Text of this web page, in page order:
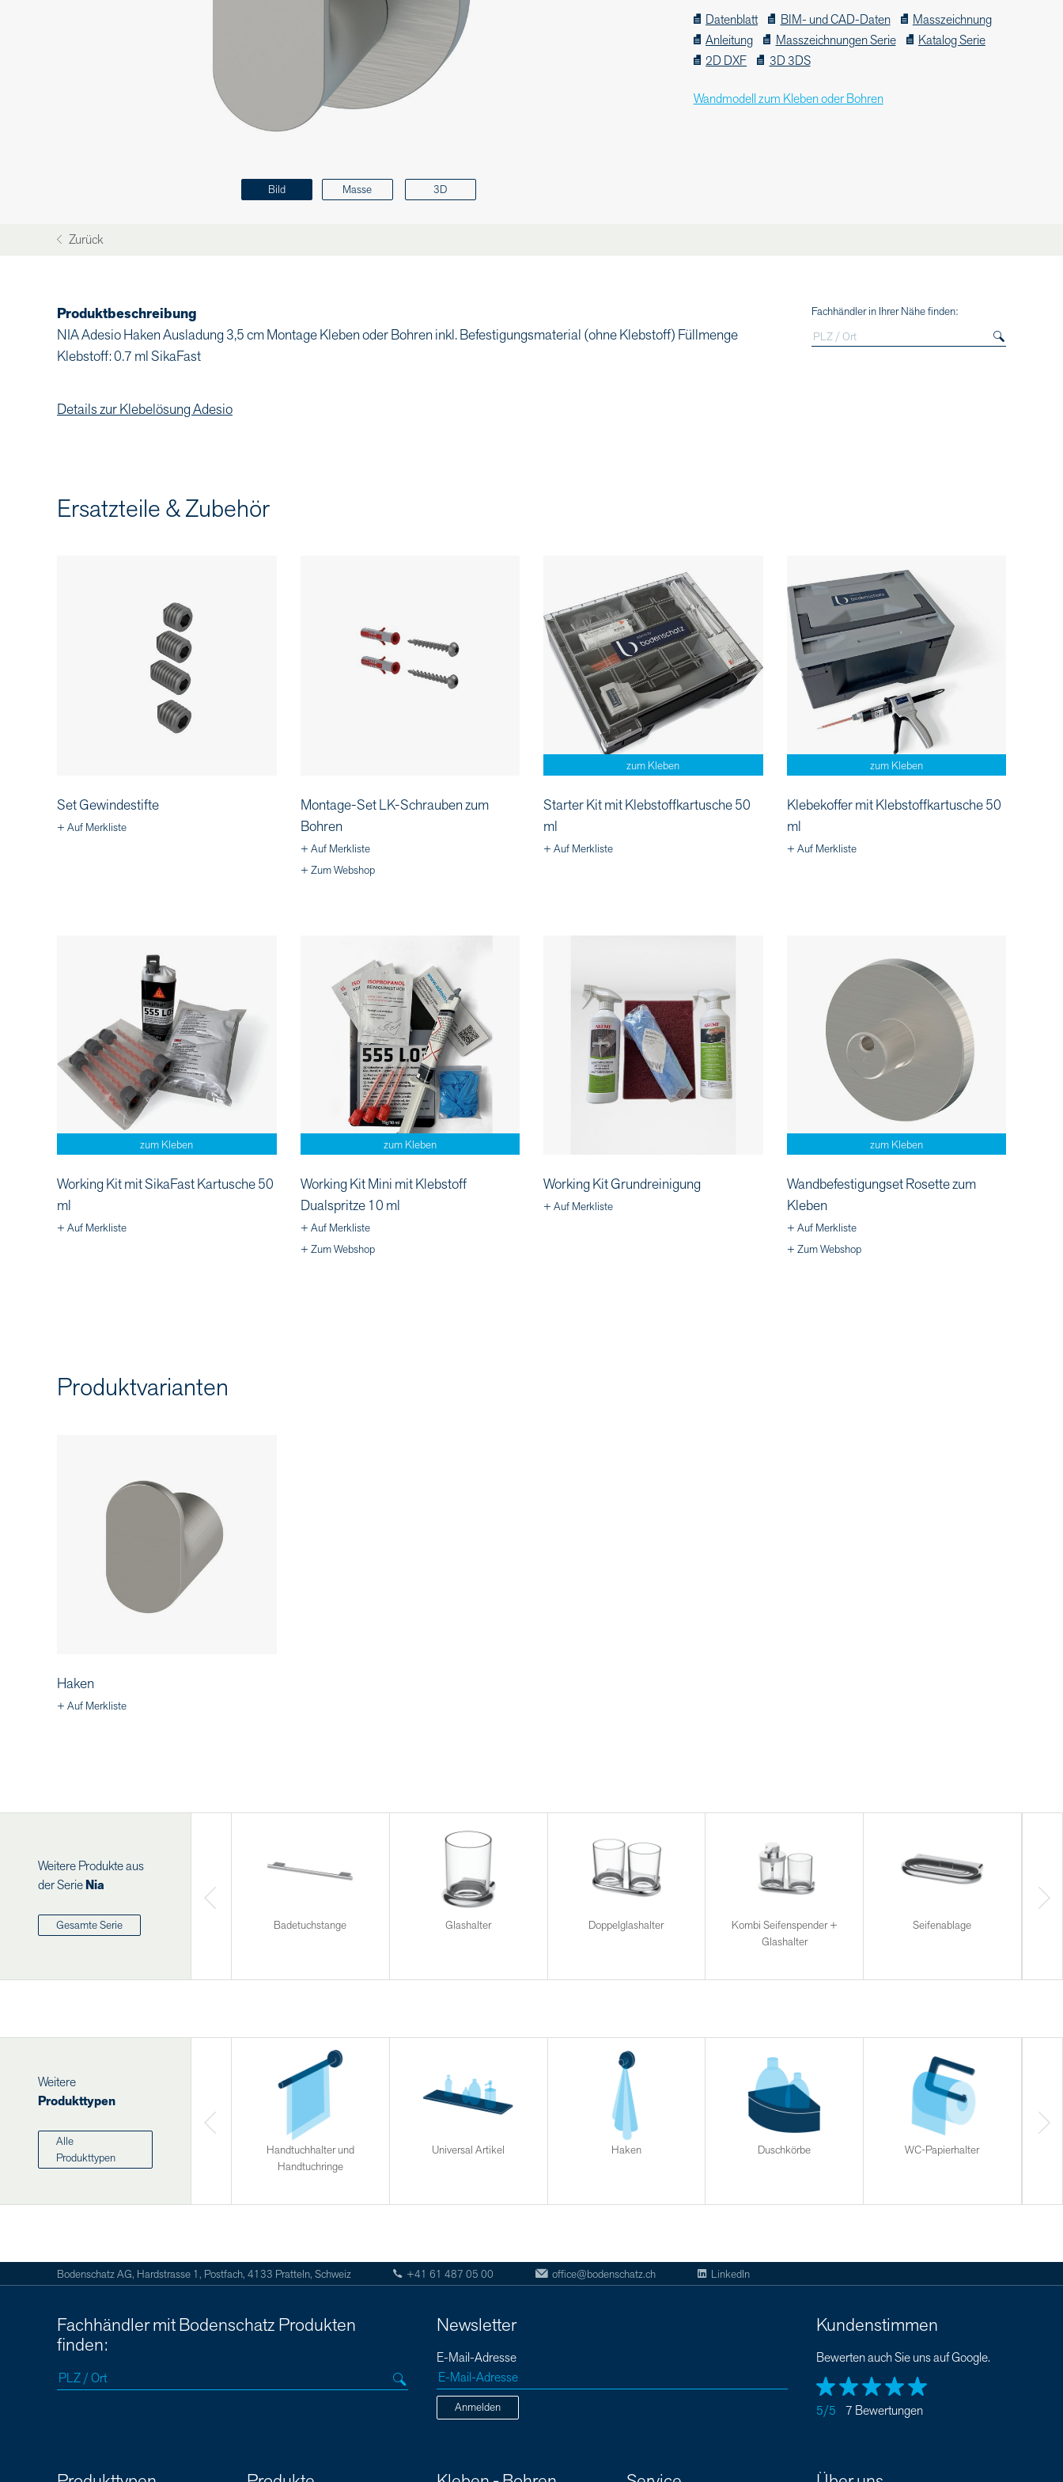
Bild Masse 3D
Datenblatt BIM- und CAD-Daten
Masszeichnung
Anleitung
Masszeichnungen Serie
Katalog Serie
2D DXF
3D 3DS
Wandmodell zum Kleben oder Bohren
Zurück
Produktbeschreibung
NIA Adesio Haken Ausladung 3,5 cm Montage Kleben oder Bohren inkl. Befestigungsmaterial (ohne Klebstoff) Füllmenge
Klebstoff: 0.7 ml SikaFast
Details zur Klebelösung Adesio
Fachhändler in Ihrer Nähe finden:
Ersatzteile & Zubehör
Set Gewindestifte
+ Auf Merkliste
Montage-Set LK-Schrauben zum
Bohren
+ Auf Merkliste
+ Zum Webshop
zum Kleben
Starter Kit mit Klebstoffkartusche 50
ml
+ Auf Merkliste
zum Kleben
Klebekoffer mit Klebstoffkartusche 50
ml
+ Auf Merkliste
zum Kleben
Working Kit mit SikaFast Kartusche 50
ml
+ Auf Merkliste
zum Kleben
Working Kit Mini mit Klebstoff
Dualspritze 10 ml
+ Auf Merkliste
+ Zum Webshop
Working Kit Grundreinigung
+ Auf Merkliste
zum Kleben
Wandbefestigungset Rosette zum
Kleben
+ Auf Merkliste
+ Zum Webshop
Produktvarianten
Haken
+ Auf Merkliste
Weitere Produkte aus
der SerieNia
Gesamte Serie Badetuchstange Glashalter Doppelglashalter
Kombi Seifenspender +
Glashalter
Seifenablage
Weitere
Produkttypen
Alle
Produkttypen
Handtuchhalter und
Handtuchringe
Universal Artikel Haken Duschkörbe WC-Papierhalter
Bodenschatz AG, Hardstrasse 1, Postfach, 4133 Pratteln, Schweiz +41 61 487 05 00 office@bodenschatz.ch LinkedIn
Fachhändler mit Bodenschatz Produkten
finden:
Newsletter
E-Mail-Adresse
Anmelden
Kundenstimmen
Bewerten auch Sie uns auf Google.
5/5 7 Bewertungen